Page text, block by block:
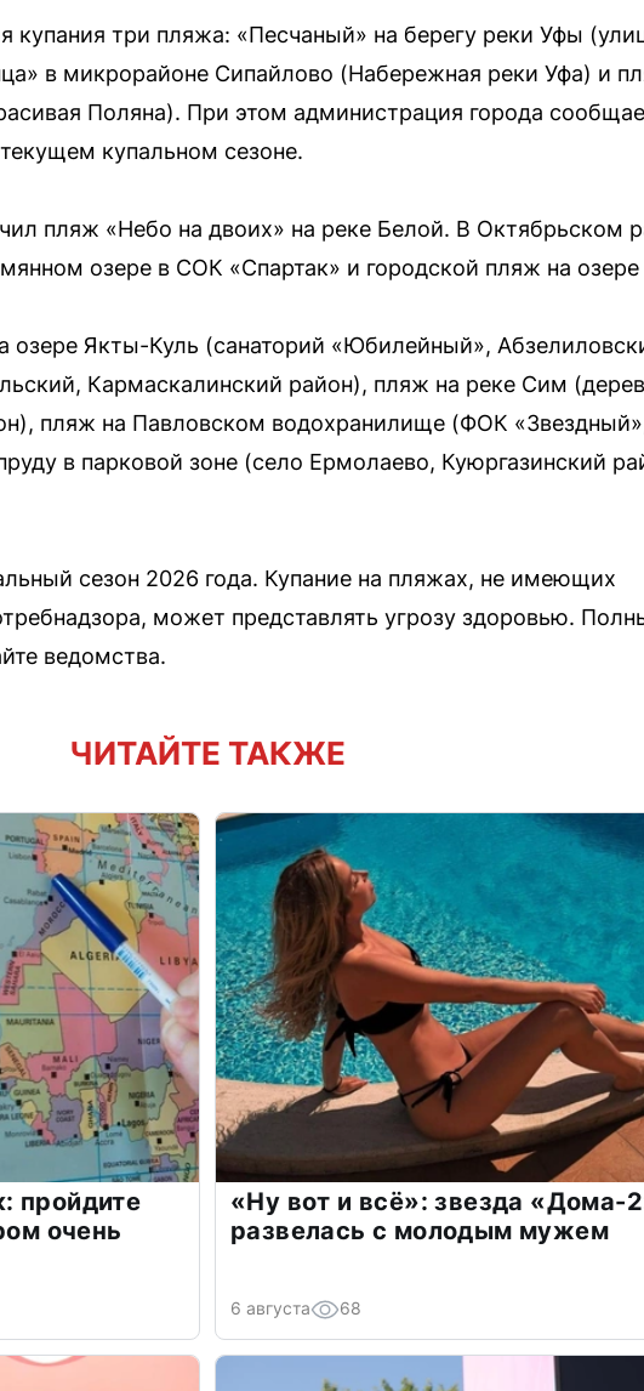
купания три пляжа: «Песчаный» на берегу реки Уфы
в микрорайоне Сипайлово (Набережная реки Уфа) и
Поляна). При этом администрация города
купальном сезоне.
пляж «Небо на двоих» на реке Белой. В Октябрьском
озере в СОК «Спартак» и городской пляж на
озере Якты-Куль (санаторий «Юбилейный»,
Кармаскалинский район), пляж на реке Сим
пляж на Павловском водохранилище (ФОК
в парковой зоне (село Ермолаево, Куюргазинский
сезон 2026 года. Купание на пляжах, не имеющих
может представлять угрозу здоровью.
ведомства.
ЧИТАЙТЕ ТАКЖЕ
пройдите
очень
«Ну вот и всё»: звезда «Дома-
развелась с молодым мужем
6 августа 68